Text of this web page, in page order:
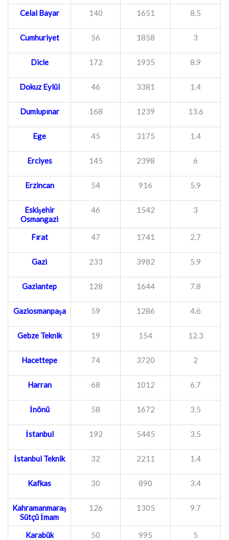
Celal Bayar 140 1651 8.5
Cumhuriyet 56 1858 3
Dicle 172 1935 8.9
Dokuz Eylül 46 3381 1.4
Dumlupınar 168 1239 13.6
Ege 45 3175 1.4
Erciyes 145 2398 6
Erzincan 54 916 5.9
Eskişehir
Osmangazi
46 1542 3
Fırat 47 1741 2.7
Gazi 233 3982 5.9
Gaziantep 128 1644 7.8
Gaziosmanpaşa 59 1286 4.6
Gebze Teknik 19 154 12.3
Hacettepe 74 3720 2
Harran 68 1012 6.7
İnönü 58 1672 3.5
İstanbul 192 5445 3.5
İstanbul Teknik 32 2211 1.4
Kafkas 30 890 3.4
Kahramanmaraş
Sütçü İmam
126 1305 9.7
Karabük 50 995 5